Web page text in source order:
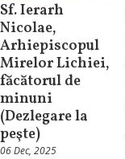
Sf. Ierarh
Nicolae,
Arhiepiscopul
Mirelor Lichiei,
făcătorul de
minuni
(Dezlegare la
peşte)
06 Dec, 2025